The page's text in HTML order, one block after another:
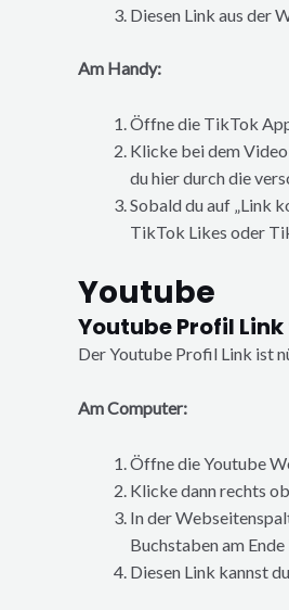
Diesen Link aus der
Am Handy:
Öffne die TikTok
Klicke bei dem
du hier durch die
Sobald du auf „Link
TikTok Likes oder
Youtube
Youtube Profil
Der Youtube Profil Link ist
Am Computer:
Öffne die Youtube
Klicke dann rechts
In der
Buchstaben am
Diesen Link kannst